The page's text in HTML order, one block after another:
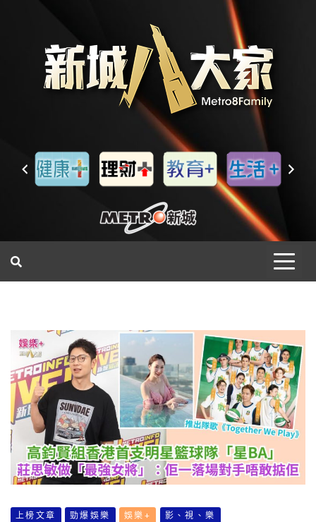
上榜文章 勁爆娛樂 娛樂+ 影、視、樂